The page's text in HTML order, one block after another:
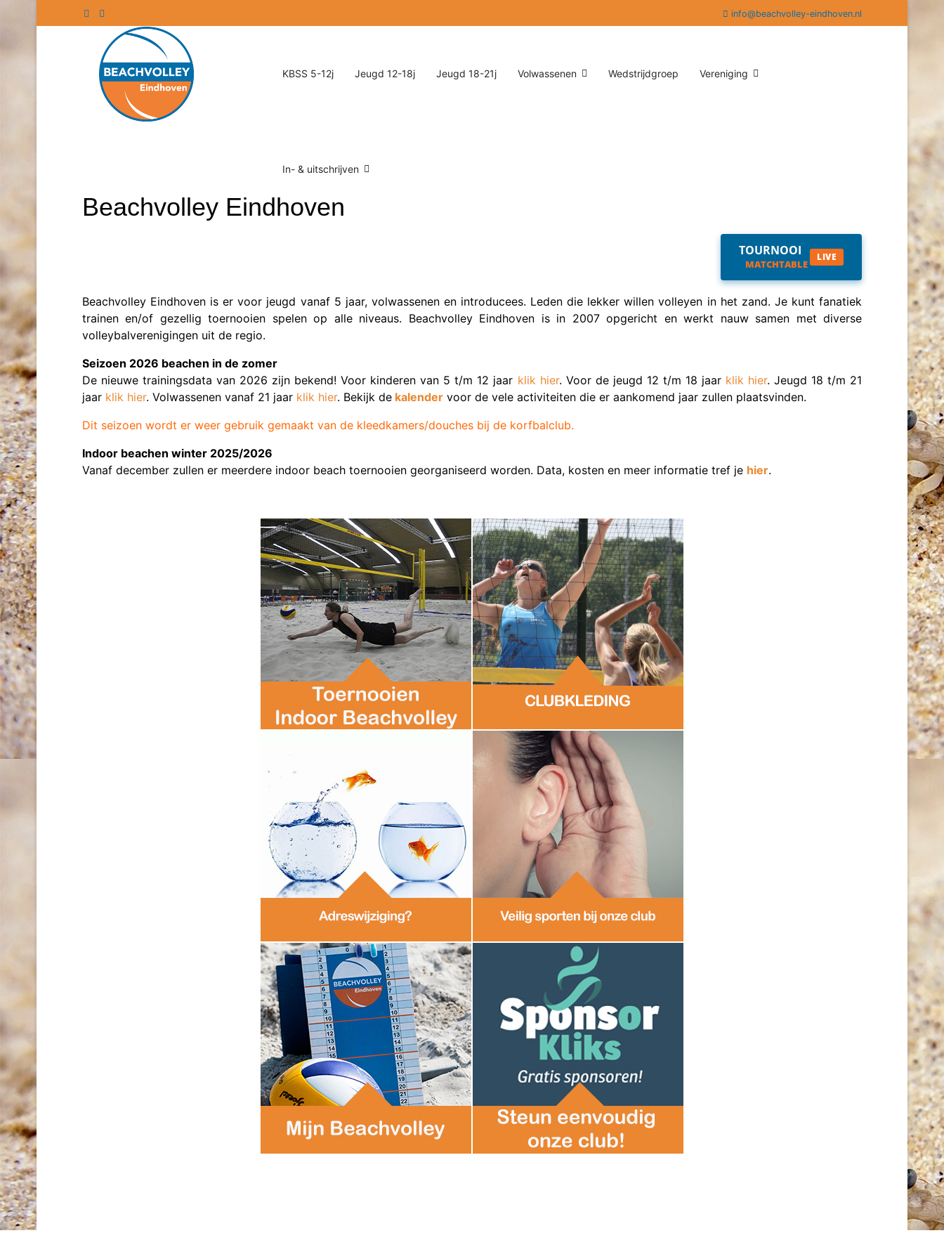
info@beachvolley-eindhoven.nl
KBSS 5-12j Jeugd 12-18j Jeugd 18-21j Volwassenen Wedstrijdgroep Vereniging
In- & uitschrijven
Beachvolley Eindhoven
TOURNOOI
MATCHTABLE
LIVE
Beachvolley Eindhoven is er voor jeugd vanaf 5 jaar, volwassenen en introducees. Leden die lekker willen volleyen in het zand. Je kunt fanatiek
trainen en/of gezellig toernooien spelen op alle niveaus. Beachvolley Eindhoven is in 2007 opgericht en werkt nauw samen met diverse
volleybalverenigingen uit de regio.
Seizoen 2026 beachen in de zomer
De nieuwe trainingsdata van 2026 zijn bekend! Voor kinderen van 5 t/m 12 jaar klik hier. Voor de jeugd 12 t/m 18 jaar klik hier. Jeugd 18 t/m 21
jaar klik hier. Volwassenen vanaf 21 jaar klik hier. Bekijk de kalender voor de vele activiteiten die er aankomend jaar zullen plaatsvinden.
Dit seizoen wordt er weer gebruik gemaakt van de kleedkamers/douches bij de korfbalclub.
Indoor beachen winter 2025/2026
Vanaf december zullen er meerdere indoor beach toernooien georganiseerd worden. Data, kosten en meer informatie tref je hier.